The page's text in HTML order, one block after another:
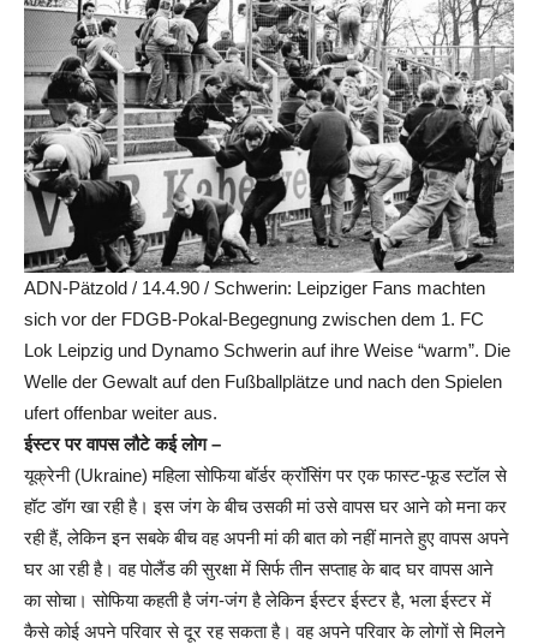
ADN-Pätzold / 14.4.90 / Schwerin: Leipziger Fans machten
sich vor der FDGB-Pokal-Begegnung zwischen dem 1. FC
Lok Leipzig und Dynamo Schwerin auf ihre Weise “warm”. Die
Welle der Gewalt auf den Fußballplätze und nach den Spielen
ufert offenbar weiter aus.
ईस्टर पर वापस लौटे कई लोग –
यूक्रेनी (Ukraine) महिला सोफिया बॉर्डर क्रॉसिंग पर एक फास्ट-फूड स्टॉल से
हॉट डॉग खा रही है। इस जंग के बीच उसकी मां उसे वापस घर आने को मना कर
रही हैं, लेकिन इन सबके बीच वह अपनी मां की बात को नहीं मानते हुए वापस अपने
घर आ रही है। वह पोलैंड की सुरक्षा में सिर्फ तीन सप्ताह के बाद घर वापस आने
का सोचा। सोफिया कहती है जंग-जंग है लेकिन ईस्टर ईस्टर है, भला ईस्टर में
कैसे कोई अपने परिवार से दूर रह सकता है। वह अपने परिवार के लोगों से मिलने